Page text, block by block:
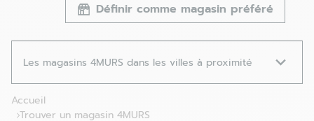
Définir comme magasin préféré
Les magasins 4MURS dans les villes à proximité
Accueil
Trouver un magasin 4MURS